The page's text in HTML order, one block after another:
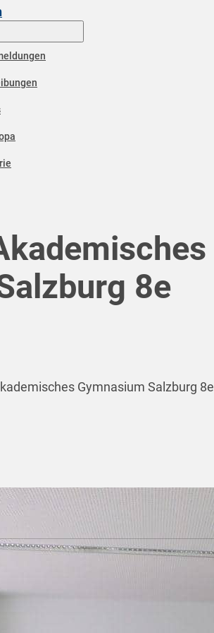
8e
Gymnasium Salzburg 8e